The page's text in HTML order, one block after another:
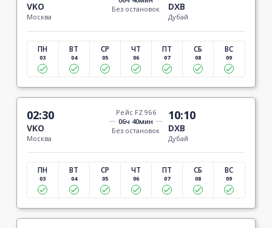
VKO
Москва
Без остановок
DXB
Дубай
ПН
03
ВТ
04
СР
05
ЧТ
06
ПТ
07
СБ
08
ВС
09
02:30
VKO
Москва
Рейс FZ 966
06ч 40мин
Без остановок
10:10
DXB
Дубай
ПН
03
ВТ
04
СР
05
ЧТ
06
ПТ
07
СБ
08
ВС
09